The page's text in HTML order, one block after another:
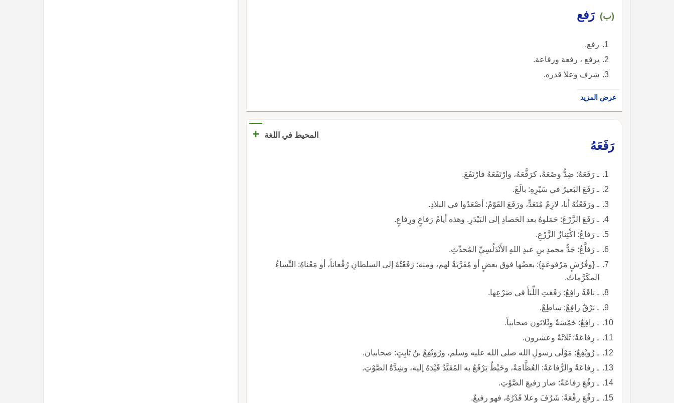
(ب) رَفع
رفع.
يرفع ، رفعة ورفاعة.
شرف وعلا قدره.
عرض المزيد
المحيط في اللغة
+
رَفَعَهُ
ـ رَفَعَهُ: ضِدُّ وضَعَهُ، كرَفَّعَهُ، وارْتَفَعَهُ فارْتَفَعَ.
ـ رَفَعَ البَعيرُ في سَيْرِهِ: بالَغَ.
ـ ورَفَعْتُهُ أنا، لازِمٌ مُتَعَدٍّ، ورَفَعَ القَوْمُ: أصْعَدُوا في البلادِ.
ـ رَفَعَ الزَّرْعَ: حَمَلوهُ بعد الحَصادِ إلى البَيْدَرِ. وهذه أيامُ رَفاعٍ ورِفاعٍ.
ـ رَفاعُ: اكْتِنازُ الزَّرْعِ.
ـ رَفاَّعُ: جَدُّ محمدِ بنِ عبدِ اللهِ الأَنْدَلُسِيِّ المُحدِّثِ.
ـ {وفُرُشٍ مَرْفوعَةٍ}: بعضُها فوق بعضٍ أو مُقَرَّبَةٌ لهم، ومنه: رَفَعْتُهُ إلى السلطانِ رُفْعاناً، أو مَعْناهُ: النِّساءُ
المكَرَّماتُ.
ـ ناقَةٌ رافِعٌ: رَفَعَتِ اللِّبَأَ في ضَرْعِها.
ـ بَرْقٌ رافِعٌ: ساطِعٌ.
ـ رافِعٌ: خَمْسَةٌ وثَلاثون صحابياً.
ـ رِفاعَةُ: ثَلاثَةٌ وعشرون.
ـ رُوَيْفِعٌ: مَوْلَى رسولِ الله صلى الله عليه وسلم، ورُوَيْفِعُ بنُ ثابِتٍ: صحابيان.
ـ رِفاعَةُ والرُّفاعَةُ: العُظَّامَةُ، وخَيْطٌ يَرْفَعُ به المُقَيَّدُ قَيْدَهُ إليه، وشِدَّةُ الصَّوْتِ.
ـ رَفُعَ رَفاعَةً: صارَ رَفيعَ الصَّوْتِ.
ـ رَفُعَ رِفْعَةً: شَرُفَ وعلا قَدْرُهُ، فهو رفيعٌ.